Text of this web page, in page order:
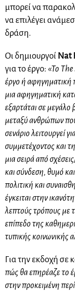
μπορεί να
να επιλέγει
δράση.
Οι δημιουργοί Nat
για το έργο: «Το The
έργο ή αφηγηματική
μια αφηγηματική
εξαρτάται σε
μεταξύ ανθρώπων
σενάριο λειτουργεί
συμμετέχοντος και
μια σειρά από
και σύνδεση, θυμό
πολιτική και
έγκειται στην
λεπτούς τρόπους με
επίπεδο της
τυπικής κοινωνικής
Για την εκδοχή σε
πώς θα επηρέαζε το
στην προκειμένη